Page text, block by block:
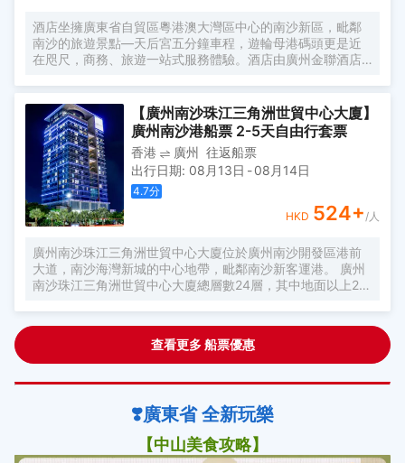
酒店坐擁廣東省自貿區粵港澳大灣區中心的南沙新區，毗鄰
南沙的旅遊景點—天后宮五分鐘車程，遊輪母港碼頭更是近
在咫尺，商務、旅遊一站式服務體驗。酒店由廣州金聯酒店
業、成熟、高效完善的管理。 酒店輕奢的裝修，舒適温馨的
客房環境，都將為您提供非同一般的體驗。酒店擁有多種裝
修風格的豪華客房，配套的健身房、會議室，洗衣房等設施
能全方位滿足您商務、休閒、旅遊、度假的需求。酒店二樓
的自助餐廳，氛圍素雅，讓您遠離喧囂的同時，還可盡情享
受江海交匯之處的獨特美食。無論您是商旅洽談還是休閒度
假，酒店都將竭力為您打造旅途中完美的休憩之所，帶給您
舒適、愜意的入住體驗。
【廣州南沙珠江三角洲世貿中心大廈】
廣州南沙港船票 2-5天自由行套票
香港 廣州 往返船票
出行日期: 08月13日 -08月14日
4.7分
HKD 524+ /人
廣州南沙珠江三角洲世貿中心大廈位於廣州南沙開發區港前
大道，南沙海灣新城的中心地帶，毗鄰南沙新客運港。 廣州
南沙珠江三角洲世貿中心大廈總層數24層，其中地面以上22
廳，能容納近二百人把酒言歡。 廣州南沙珠江三角洲世貿中
心大廈採用開放式設計，引入大量天然空氣，公寓樓層每層
均有空中花園，採用立體式的綠化佈局。公寓內設計簡約、
域，實現智能化管理，讓您在這裏體驗家一般的便捷，家一
查看更多 船票優惠
❣️廣東省 全新玩樂
【中山美食攻略】